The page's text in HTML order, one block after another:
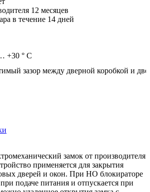
12 месяцев
в течение 14 дней
+30 ° С
зазор между дверной коробкой и
замок от производителя
применяется для закрытия
дверей и окон. При НО блокираторе
подаче питания и отпускается при